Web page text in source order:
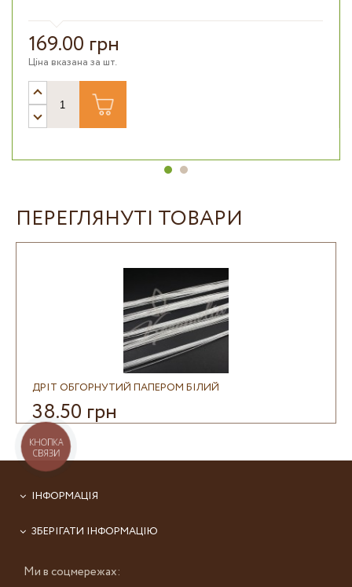
169.00 грн
Ціна вказана за шт.
ПЕРЕГЛЯНУТІ ТОВАРИ
ДРІТ ОБГОРНУТИЙ ПАПЕРОМ БІЛИЙ
38.50 грн
ІНФОРМАЦІЯ
Ми в соцмережах:
ЗБЕРІГАТИ ІНФОРМАЦІЮ
КНОПКА
СВЯЗИ